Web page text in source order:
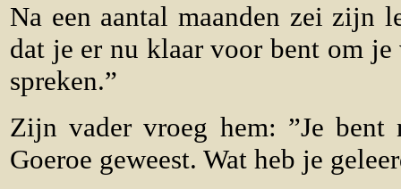
Na een aantal maanden zei zijn
dat je er nu klaar voor bent om je
spreken.”
Zijn vader vroeg hem: ”Je
Goeroe geweest. Wat heb je